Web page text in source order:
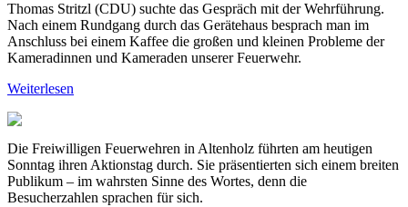
Thomas Stritzl (CDU) suchte das Gespräch mit der Wehrführung.
Nach einem Rundgang durch das Gerätehaus besprach man im
Anschluss bei einem Kaffee die großen und kleinen Probleme der
Kameradinnen und Kameraden unserer Feuerwehr.
Weiterlesen
Die Freiwilligen Feuerwehren in Altenholz führten am heutigen
Sonntag ihren Aktionstag durch. Sie präsentierten sich einem breiten
Publikum – im wahrsten Sinne des Wortes, denn die
Besucherzahlen sprachen für sich.